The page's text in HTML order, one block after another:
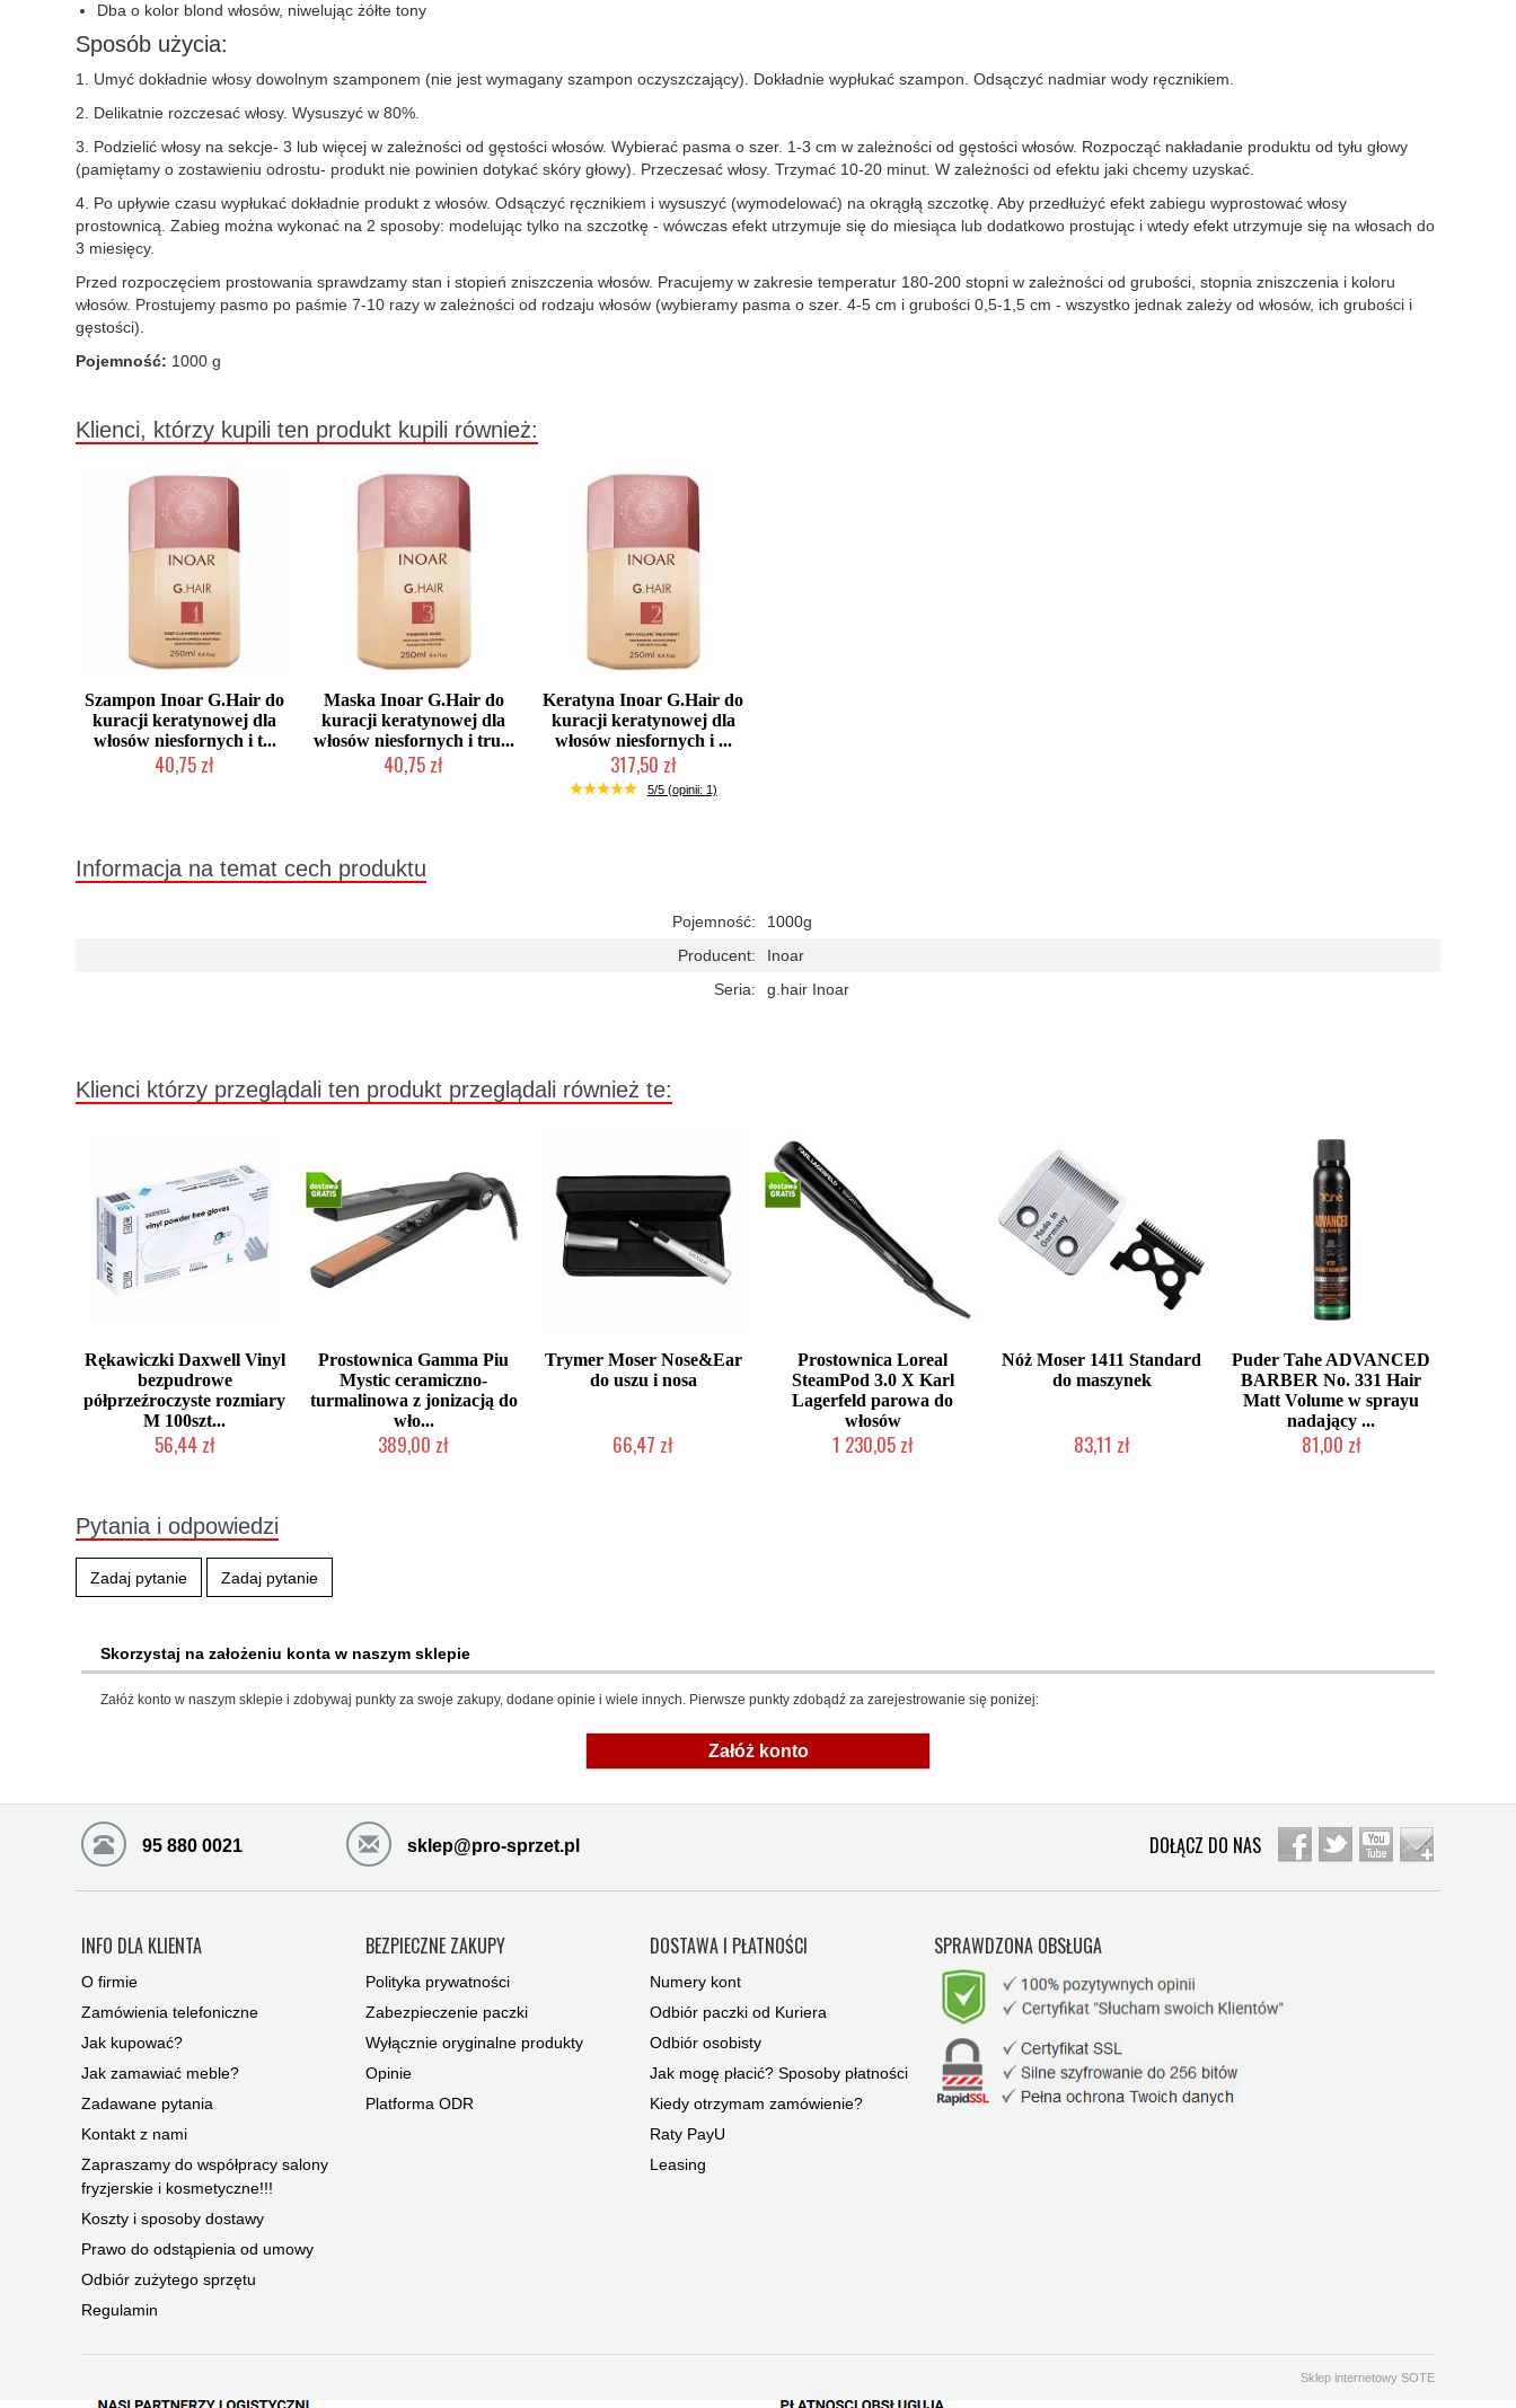
Dba o kolor blond włosów, niwelując żółte tony
Sposób użycia:
1. Umyć dokładnie włosy dowolnym szamponem (nie jest wymagany szampon oczyszczający). Dokładnie wypłukać szampon. Odsączyć nadmiar wody ręcznikiem.
2. Delikatnie rozczesać włosy. Wysuszyć w 80%.
3. Podzielić włosy na sekcje- 3 lub więcej w zależności od gęstości włosów. Wybierać pasma o szer. 1-3 cm w zależności od gęstości włosów. Rozpocząć nakładanie produktu od tyłu głowy
(pamiętamy o zostawieniu odrostu- produkt nie powinien dotykać skóry głowy). Przeczesać włosy. Trzymać 10-20 minut. W zależności od efektu jaki chcemy uzyskać.
4. Po upływie czasu wypłukać dokładnie produkt z włosów. Odsączyć ręcznikiem i wysuszyć (wymodelować) na okrągłą szczotkę. Aby przedłużyć efekt zabiegu wyprostować włosy
prostownicą. Zabieg można wykonać na 2 sposoby: modelując tylko na szczotkę - wówczas efekt utrzymuje się do miesiąca lub dodatkowo prostując i wtedy efekt utrzymuje się na włosach do
3 miesięcy.
Przed rozpoczęciem prostowania sprawdzamy stan i stopień zniszczenia włosów. Pracujemy w zakresie temperatur 180-200 stopni w zależności od grubości, stopnia zniszczenia i koloru
włosów. Prostujemy pasmo po paśmie 7-10 razy w zależności od rodzaju włosów (wybieramy pasma o szer. 4-5 cm i grubości 0,5-1,5 cm - wszystko jednak zależy od włosów, ich grubości i
gęstości).
Pojemność: 1000 g
Klienci, którzy kupili ten produkt kupili również:
Szampon Inoar G.Hair do
kuracji keratynowej dla
włosów niesfornych i t...
40,75 zł
Maska Inoar G.Hair do
kuracji keratynowej dla
włosów niesfornych i tru...
40,75 zł
Keratyna Inoar G.Hair do
kuracji keratynowej dla
włosów niesfornych i ...
317,50 zł
2-5 dni roboczych
5/5 (opinii: 1)
Informacja na temat cech produktu
Pojemność:
1000g
Producent:
Inoar
Seria:
g.hair Inoar
Klienci którzy przeglądali ten produkt przeglądali również te:
Rękawiczki Daxwell Vinyl
bezpudrowe
półprzeźroczyste rozmiary
M 100szt...
56,44 zł
Prostownica Gamma Piu
Mystic ceramiczno-
turmalinowa z jonizacją do
wło...
389,00 zł
Trymer Moser Nose&Ear
do uszu i nosa
66,47 zł
Prostownica Loreal
SteamPod 3.0 X Karl
Lagerfeld parowa do
włosów
1 230,05 zł
Nóż Moser 1411 Standard
do maszynek
83,11 zł
Puder Tahe ADVANCED
BARBER No. 331 Hair
Matt Volume w sprayu
nadający ...
81,00 zł
Pytania i odpowiedzi
Zadaj pytanie Zadaj pytanie
Skorzystaj na założeniu konta w naszym sklepie
Załóż konto w naszym sklepie i zdobywaj punkty za swoje zakupy, dodane opinie i wiele innych. Pierwsze punkty zdobądź za zarejestrowanie się poniżej:
Załóż konto
95 880 0021 sklep@pro-sprzet.pl DOŁĄCZ DO NAS
INFO DLA KLIENTA
O firmie
Zamówienia telefoniczne
Jak kupować?
Jak zamawiać meble?
Zadawane pytania
Kontakt z nami
Zapraszamy do współpracy salony
fryzjerskie i kosmetyczne!!!
Koszty i sposoby dostawy
Prawo do odstąpienia od umowy
Odbiór zużytego sprzętu
Regulamin
BEZPIECZNE ZAKUPY
Polityka prywatności
Zabezpieczenie paczki
Wyłącznie oryginalne produkty
Opinie
Platforma ODR
DOSTAWA I PŁATNOŚCI
Numery kont
Odbiór paczki od Kuriera
Odbiór osobisty
Jak mogę płacić? Sposoby płatności
Kiedy otrzymam zamówienie?
Raty PayU
Leasing
SPRAWDZONA OBSŁUGA
Sklep internetowy SOTE